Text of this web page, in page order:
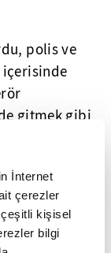
İnternet
çerezler
çeşitli kişisel
bilgi
polis ve
gitmek gibi
kurumsal
Alman